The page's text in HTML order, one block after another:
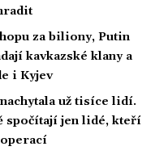
za biliony, Putin
kavkazské klany a
i Kyjev
už tisíce lidí.
spočítají jen lidé, kteří